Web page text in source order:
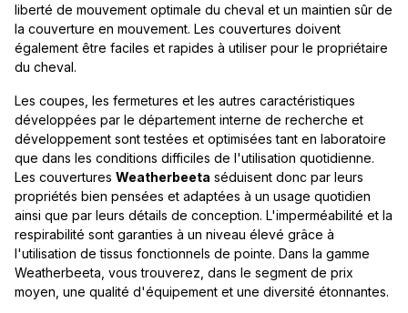
liberté de mouvement optimale du cheval et un maintien sûr de
la couverture en mouvement. Les couvertures doivent
également être faciles et rapides à utiliser pour le propriétaire
du cheval.
Les coupes, les fermetures et les autres caractéristiques
développées par le département interne de recherche et
développement sont testées et optimisées tant en laboratoire
que dans les conditions difficiles de l'utilisation quotidienne.
Les couvertures Weatherbeeta séduisent donc par leurs
propriétés bien pensées et adaptées à un usage quotidien
ainsi que par leurs détails de conception. L'imperméabilité et la
respirabilité sont garanties à un niveau élevé grâce à
l'utilisation de tissus fonctionnels de pointe. Dans la gamme
Weatherbeeta, vous trouverez, dans le segment de prix
moyen, une qualité d'équipement et une diversité étonnantes.